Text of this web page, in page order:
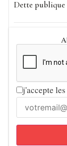
Dette publique
j'accepte les